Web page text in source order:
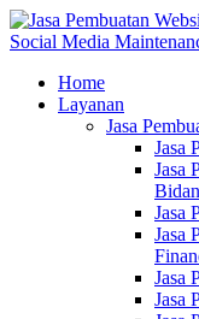
Home
Layanan
Jasa
Jasa
Jasa
Bidan
Jasa
Jasa
Jasa
Jasa